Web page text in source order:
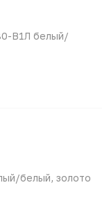
В1Л белый/
белый, золото